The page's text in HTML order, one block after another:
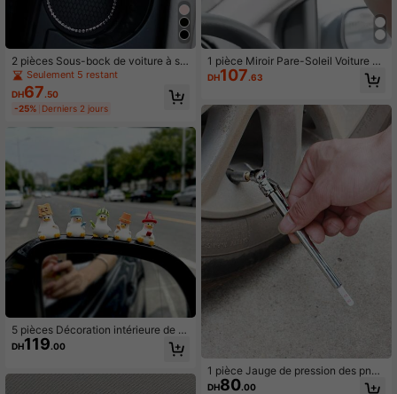
2 pièces Sous-bock de voiture à str
assSeulement 5 restant
DH67.50
-25% Derniers 2 jours
5 pièces Décoration intérieure de v
oiture Canard porte-bonheur migno
n, Ornement de rétroviseur de table
DH119.00
1 pièce Miroir Pare-Soleil Voiture A
uto-Adhésif En Acier Inoxydable
DH107.63
1 pièce Jauge de pression des pneu
s portable, outil de mesure de la pre
DH80.00